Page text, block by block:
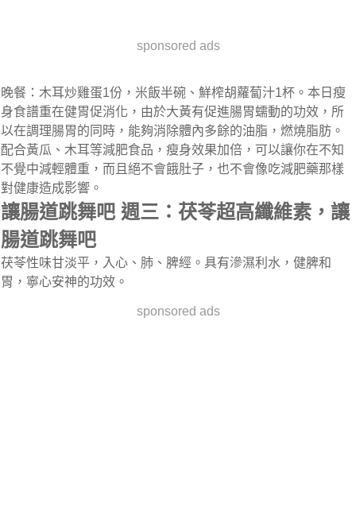
sponsored ads
晚餐：木耳炒雞蛋1份，米飯半碗、鮮榨胡蘿蔔汁1杯。本日瘦
身食譜重在健胃促消化，由於大黃有促進腸胃蠕動的功效，所
以在調理腸胃的同時，能夠消除體內多餘的油脂，燃燒脂肪。
配合黃瓜、木耳等減肥食品，瘦身效果加倍，可以讓你在不知
不覺中減輕體重，而且絕不會餓肚子，也不會像吃減肥藥那樣
對健康造成影響。
讓腸道跳舞吧 週三：茯苓超高纖維素，讓
腸道跳舞吧
茯苓性味甘淡平，入心、肺、脾經。具有滲濕利水，健脾和
胃，寧心安神的功效。
sponsored ads